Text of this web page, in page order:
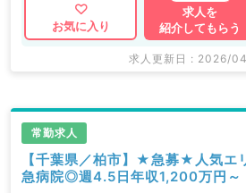
お気に入り
求人を
紹介してもらう
求人更新日 : 2026/
常勤求人
【千葉県／柏市】★急募★人気エ
急病院◎週4.5日年収1,200万円～